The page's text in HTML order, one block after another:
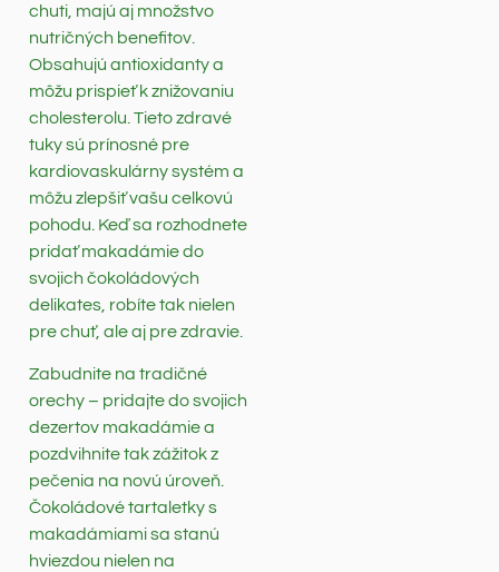
chuti, majú aj množstvo
nutričných benefitov.
Obsahujú antioxidanty a
môžu prispieť k znižovaniu
cholesterolu. Tieto zdravé
tuky sú prínosné pre
kardiovaskulárny systém a
môžu zlepšiť vašu celkovú
pohodu. Keď sa rozhodnete
pridať makadámie do
svojich čokoládových
delikates, robíte tak nielen
pre chuť, ale aj pre zdravie.
Zabudnite na tradičné
orechy – pridajte do svojich
dezertov makadámie a
pozdvihnite tak zážitok z
pečenia na novú úroveň.
Čokoládové tartaletky s
makadámiami sa stanú
hviezdou nielen na